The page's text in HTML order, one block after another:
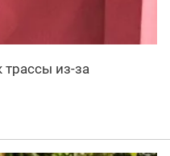
трассы из-за